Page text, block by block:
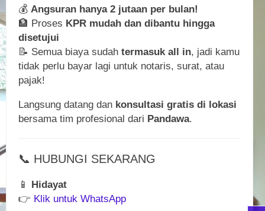
💰 Angsuran hanya 2 jutaan per bulan!
🏦 Proses KPR mudah dan dibantu hingga
disetujui
📝 Semua biaya sudah termasuk all in, jadi kamu
tidak perlu bayar lagi untuk notaris, surat, atau
pajak!
Langsung datang dan konsultasi gratis di lokasi
bersama tim profesional dari Pandawa.
📞 HUBUNGI SEKARANG
📱
Hidayat
👉 Klik untuk WhatsApp